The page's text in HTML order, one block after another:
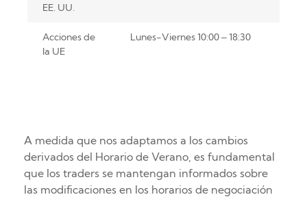
EE. UU.
Acciones de
la UE
Lunes-Viernes 10:00 – 18:30
A medida que nos adaptamos a los cambios
derivados del Horario de Verano, es fundamental
que los traders se mantengan informados sobre
las modificaciones en los horarios de negociación